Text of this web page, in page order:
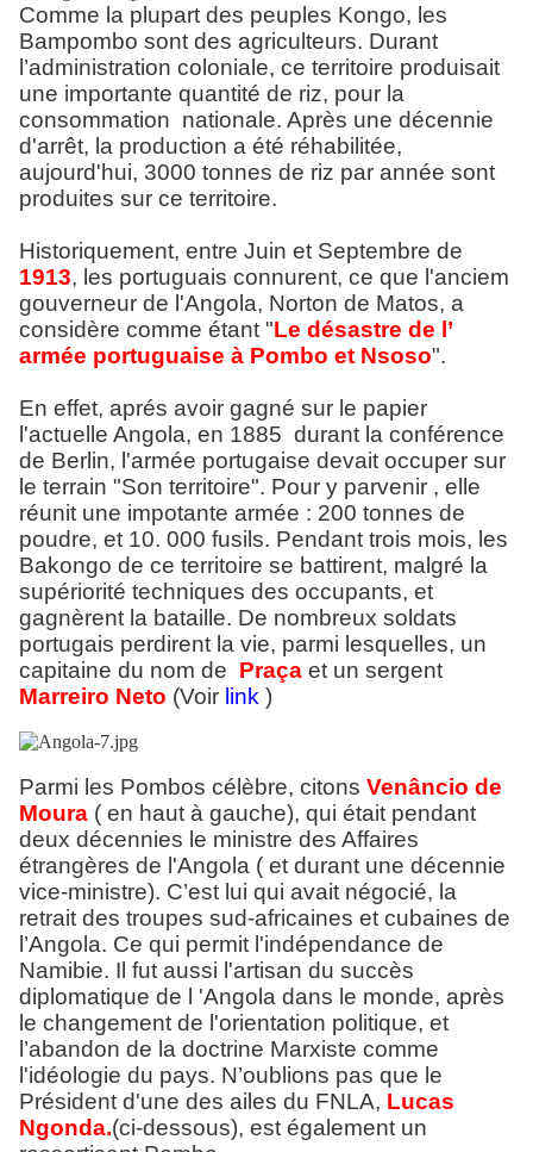
Comme la plupart des peuples Kongo, les
Bampombo sont des agriculteurs. Durant
l’administration coloniale, ce territoire produisait
une importante quantité de riz, pour la
consommation nationale. Après une décennie
d'arrêt, la production a été réhabilitée,
aujourd'hui, 3000 tonnes de riz par année sont
produites sur ce territoire.
Historiquement, entre Juin et Septembre de
1913, les portuguais connurent, ce que l'anciem
gouverneur de l'Angola, Norton de Matos, a
considère comme étant "Le désastre de l’
armée portuguaise à Pombo et Nsoso".
En effet, aprés avoir gagné sur le papier
l'actuelle Angola, en 1885 durant la conférence
de Berlin, l'armée portugaise devait occuper sur
le terrain "Son territoire". Pour y parvenir , elle
réunit une impotante armée : 200 tonnes de
poudre, et 10. 000 fusils. Pendant trois mois, les
Bakongo de ce territoire se battirent, malgré la
supériorité techniques des occupants, et
gagnèrent la bataille. De nombreux soldats
portugais perdirent la vie, parmi lesquelles, un
capitaine du nom de Praça et un sergent
Marreiro Neto (Voir link )
Parmi les Pombos célèbre, citons Venâncio de
Moura ( en haut à gauche), qui était pendant
deux décennies le ministre des Affaires
étrangères de l'Angola ( et durant une décennie
vice-ministre). C’est lui qui avait négocié, la
retrait des troupes sud-africaines et cubaines de
l’Angola. Ce qui permit l'indépendance de
Namibie. Il fut aussi l'artisan du succès
diplomatique de l 'Angola dans le monde, après
le changement de l'orientation politique, et
l’abandon de la doctrine Marxiste comme
l'idéologie du pays. N’oublions pas que le
Président d'une des ailes du FNLA, Lucas
Ngonda.(ci-dessous), est également un